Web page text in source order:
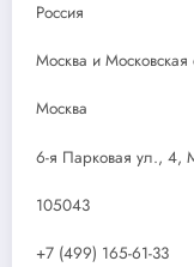
Россия
Москва и Московская
Москва
6-я Парковая ул., 4,
105043
+7 (499) 165-61-33